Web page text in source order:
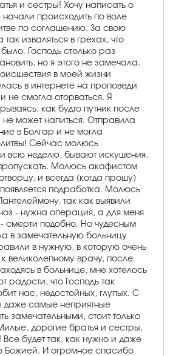
и сестры! Хочу написать о
начали происходить по воле
по соглашению. За свою
изваляться в грехах, что
Господь столько раз
но я этого не замечала.
в моей жизни
в интернете на проповеди
не смогла оторваться. Я
как будто путник после
не может напиться. Отправила
в Болгар и не могла
Сейчас молюсь
всю неделю, бывают искушения,
Молюсь акафистом
и всегда (когда прошу)
подработка. Молюсь
так как выявили
- нужна операция, а для меня
смерти подобно. Но чудесным
в замечательную больницу
в нужную, в которую очень
великолепному врачу, после
в больнице, мне хотелось
радости, что Господь так
нас, недостойных, глупых. С
самые неприятные
замечательными, стоит только
дорогие братья и сестры,
Все будет так, как нужно и даже
Божией. И огромное спасибо